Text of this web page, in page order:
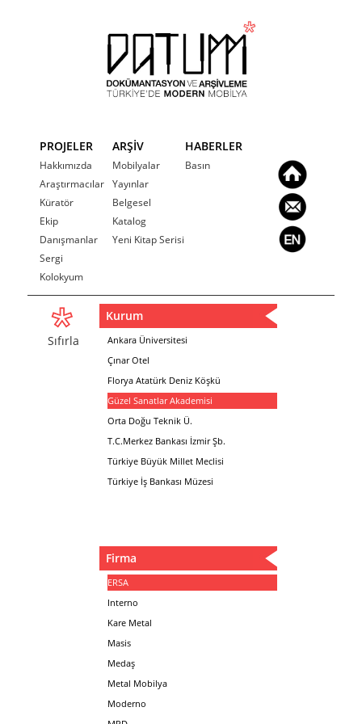
PROJELER
Hakkımızda
Araştırmacılar
Küratör
Ekip
Danışmanlar
Sergi
Kolokyum
ARŞİV
Mobilyalar
Yayınlar
Belgesel
Katalog
Yeni Kitap Serisi
HABERLER
Basın
Sıfırla
Kurum
Ankara Üniversitesi
Çınar Otel
Florya Atatürk Deniz Köşkü
Güzel Sanatlar Akademisi
Orta Doğu Teknik Ü.
T.C.Merkez Bankası İzmir Şb.
Türkiye Büyük Millet Meclisi
Türkiye İş Bankası Müzesi
Firma
ERSA
Interno
Kare Metal
Masis
Medaş
Metal Mobilya
Moderno